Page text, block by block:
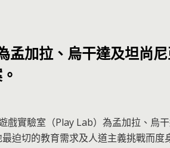
孟加拉、烏干達及坦尚
戲實驗室（Play Lab）為孟加拉、烏
迫切的教育需求及人道主義挑戰而度